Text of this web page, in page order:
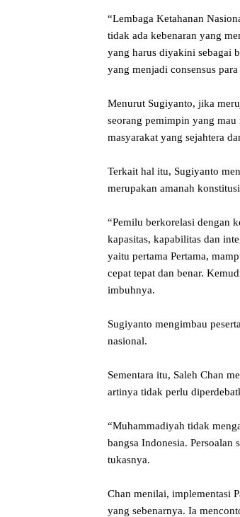
“Lembaga Ketahanan
tidak ada kebenaran yang
yang harus diyakini sebagai
yang menjadi consensus
Menurut Sugiyanto, jika
seorang pemimpin yang
masyarakat yang sejahtera
Terkait hal itu, Sugiyanto
merupakan amanah
“Pemilu berkorelasi dengan
kapasitas, kapabilitas dan
yaitu pertama Pertama,
cepat tepat dan benar.
imbuhnya.
Sugiyanto mengimbau
nasional.
Sementara itu, Saleh Chan
artinya tidak perlu
“Muhammadiyah tidak
bangsa Indonesia. Persoalan
tukasnya.
Chan menilai, implementasi
yang sebenarnya. Ia